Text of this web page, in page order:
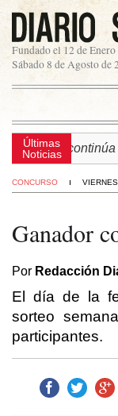
Fundado el 12 de
Sábado 8 de Agosto de
Últimas
Noticias
israelí continúa
CONCURSO
Ganador
Por Redacción
El día de la
sorteo
participantes.